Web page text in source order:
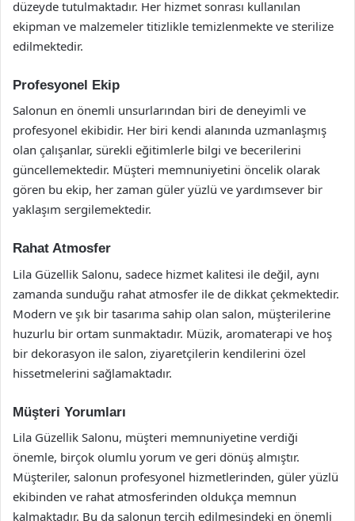
düzeyde tutulmaktadır. Her hizmet sonrası kullanılan
ekipman ve malzemeler titizlikle temizlenmekte ve sterilize
edilmektedir.
Profesyonel Ekip
Salonun en önemli unsurlarından biri de deneyimli ve
profesyonel ekibidir. Her biri kendi alanında uzmanlaşmış
olan çalışanlar, sürekli eğitimlerle bilgi ve becerilerini
güncellemektedir. Müşteri memnuniyetini öncelik olarak
gören bu ekip, her zaman güler yüzlü ve yardımsever bir
yaklaşım sergilemektedir.
Rahat Atmosfer
Lila Güzellik Salonu, sadece hizmet kalitesi ile değil, aynı
zamanda sunduğu rahat atmosfer ile de dikkat çekmektedir.
Modern ve şık bir tasarıma sahip olan salon, müşterilerine
huzurlu bir ortam sunmaktadır. Müzik, aromaterapi ve hoş
bir dekorasyon ile salon, ziyaretçilerin kendilerini özel
hissetmelerini sağlamaktadır.
Müşteri Yorumları
Lila Güzellik Salonu, müşteri memnuniyetine verdiği
önemle, birçok olumlu yorum ve geri dönüş almıştır.
Müşteriler, salonun profesyonel hizmetlerinden, güler yüzlü
ekibinden ve rahat atmosferinden oldukça memnun
kalmaktadır. Bu da salonun tercih edilmesindeki en önemli